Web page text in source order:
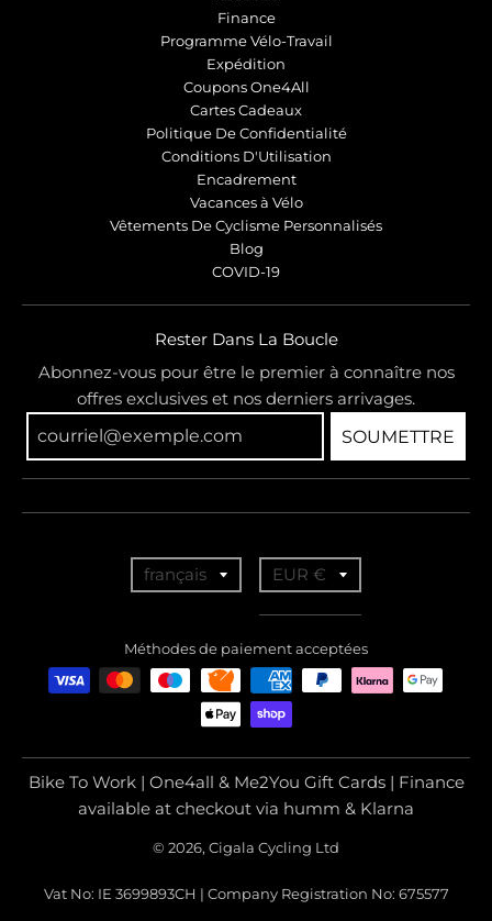
Finance
Programme Vélo-Travail
Expédition
Coupons One4All
Cartes Cadeaux
Politique De Confidentialité
Conditions D'Utilisation
Encadrement
Vacances à Vélo
Vêtements De Cyclisme Personnalisés
Blog
COVID-19
Rester Dans La Boucle
Abonnez-vous pour être le premier à connaître nos
offres exclusives et nos derniers arrivages.
SOUMETTRE
a
n
a
t
n
français
n
s
l
a
t
i
n
EUR €
Méthodes de paiement acceptées
Bike To Work | One4all & Me2You Gift Cards | Finance
available at checkout via humm & Klarna
© 2026, Cigala Cycling Ltd
Vat No: IE 3699893CH | Company Registration No: 675577